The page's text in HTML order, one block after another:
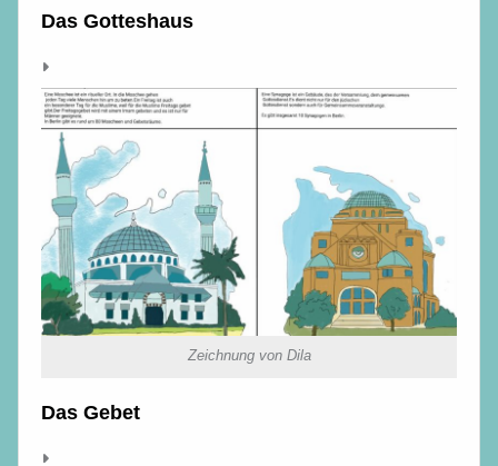
Das Gotteshaus
Zeichnung von Dila
Das Gebet